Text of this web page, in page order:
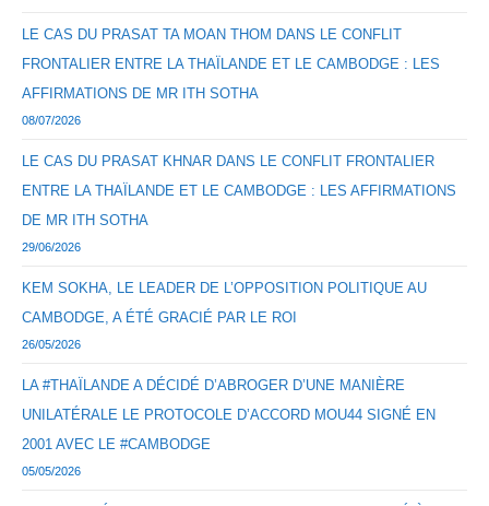
LE CAS DU PRASAT TA MOAN THOM DANS LE CONFLIT
FRONTALIER ENTRE LA THAÏLANDE ET LE CAMBODGE : LES
AFFIRMATIONS DE MR ITH SOTHA
08/07/2026
LE CAS DU PRASAT KHNAR DANS LE CONFLIT FRONTALIER
ENTRE LA THAÏLANDE ET LE CAMBODGE : LES AFFIRMATIONS
DE MR ITH SOTHA
29/06/2026
KEM SOKHA, LE LEADER DE L’OPPOSITION POLITIQUE AU
CAMBODGE, A ÉTÉ GRACIÉ PAR LE ROI
26/05/2026
LA #THAÏLANDE A DÉCIDÉ D’ABROGER D’UNE MANIÈRE
UNILATÉRALE LE PROTOCOLE D’ACCORD MOU44 SIGNÉ EN
2001 AVEC LE #CAMBODGE
05/05/2026